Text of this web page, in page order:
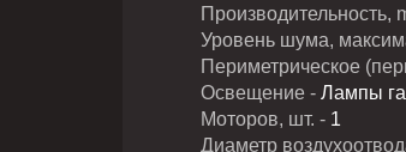
Производительность,
Уровень шума,
Периметрическое
Освещение - Лампы
Моторов, шт. - 1
Диаметр